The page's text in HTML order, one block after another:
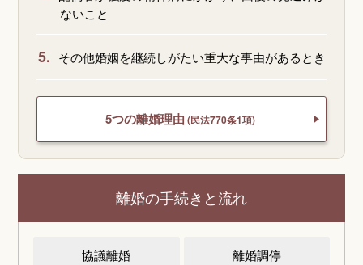
ないこと
5. その他婚姻を継続しがたい重大な事由があるとき
5つの離婚理由 (民法770条1項)
離婚の手続きと流れ
協議離婚 離婚調停